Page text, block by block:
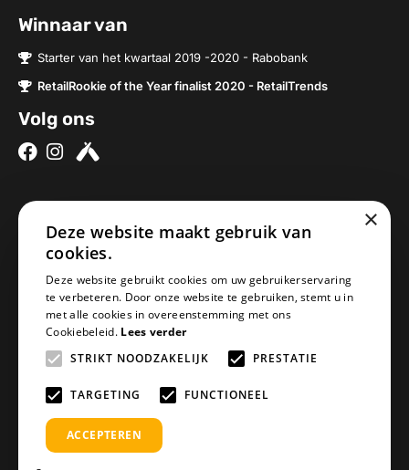
Winnaar van
Starter van het kwartaal 2019 -2020 - Rabobank
RetailRookie of the Year finalist 2020 - RetailTrends
Volg ons
Over ons
Brouwerijen
Onze bieren
Onze bierpakketten
Biercheque inleveren
Adventskalender
Blogs
5076SV Haaren
Nederland
info@geheimbiertje.nl
KVK: 76419304
×
Deze website maakt gebruik van
cookies.
Deze website gebruikt cookies om uw gebruikerservaring
te verbeteren. Door onze website te gebruiken, stemt u in
met alle cookies in overeenstemming met ons
Cookiebeleid. Lees verder
STRIKT NOODZAKELIJK
PRESTATIE
TARGETING FUNCTIONEEL
ACCEPTEREN